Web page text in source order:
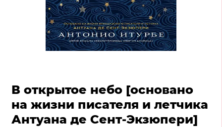
В открытое небо [основано
на жизни писателя и летчика
Антуана де Сент-Экзюпери]